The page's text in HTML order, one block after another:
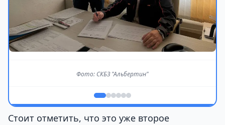
Фото: СКБЗ "Альбертин"
Стоит отметить, что это уже второе